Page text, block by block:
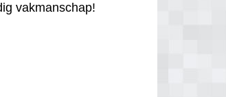
vakmanschap!